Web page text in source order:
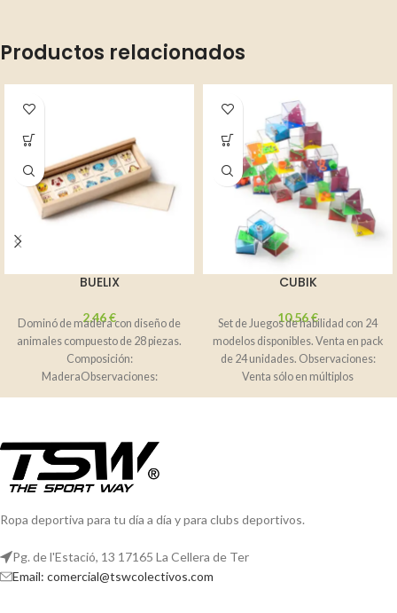
Productos relacionados
BUELIX
2,46€
Dominó de madera con diseño de
animales compuesto de 28 piezas.
Composición:
MaderaObservaciones:
Presentación en caja de madera.
CUBIK
10,56€
Set de Juegos de habilidad con 24
modelos disponibles. Venta en pack
de 24 unidades. Observaciones:
Venta sólo en múltiplos
Ropa deportiva para tu día a día y para clubs deportivos.
Pg. de l'Estació, 13 17165 La Cellera de Ter
Email: comercial@tswcolectivos.com